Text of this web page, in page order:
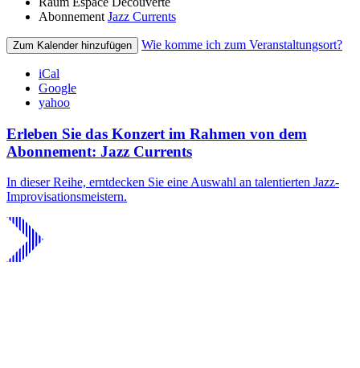
Abonnement Jazz Currents
Zum Kalender hinzufügen Wie komme ich zum Veranstaltungsort?
iCal
Google
yahoo
Erleben Sie das Konzert im Rahmen von dem
Abonnement: Jazz Currents
In dieser Reihe, erntdecken Sie eine Auswahl an talentierten Jazz-
Improvisationsmeistern.